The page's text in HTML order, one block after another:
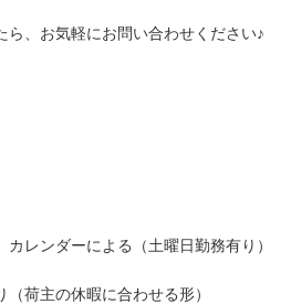
ら、お気軽にお問い合わせください♪
カレンダーによる（土曜日勤務有り）
（荷主の休暇に合わせる形）